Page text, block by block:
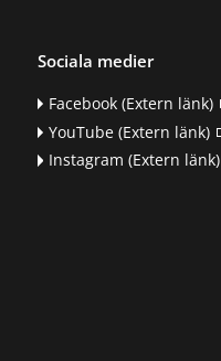
Sociala medier
Facebook(Extern länk)
YouTube(Extern länk)
Instagram (Extern länk)